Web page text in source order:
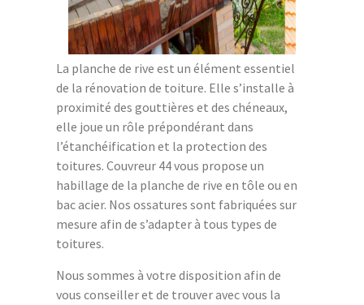
La planche de rive est un élément essentiel
de la rénovation de toiture. Elle s’installe à
proximité des gouttières et des chéneaux,
elle joue un rôle prépondérant dans
l’étanchéification et la protection des
toitures. Couvreur 44 vous propose un
habillage de la planche de rive en tôle ou en
bac acier. Nos ossatures sont fabriquées sur
mesure afin de s’adapter à tous types de
toitures.
Nous sommes à votre disposition afin de
vous conseiller et de trouver avec vous la